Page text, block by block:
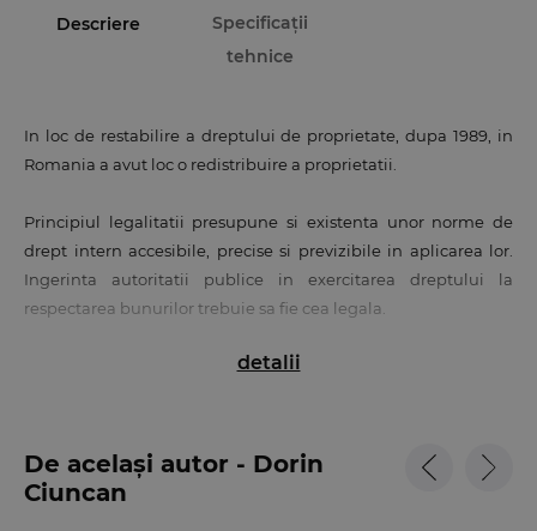
Descriere
Specificații
tehnice
In loc de restabilire a dreptului de proprietate, dupa 1989, in
Romania a avut loc o redistribuire a proprietatii.
Principiul legalitatii presupune si existenta unor norme de
drept intern accesibile, precise si previzibile in aplicarea lor.
Ingerinta autoritatii publice in exercitarea dreptului la
respectarea bunurilor trebuie sa fie cea legala.
Incertitudinea - fie ea legislativa, administrativa sau legata de
cand in cauza este o chestiune de interes general, puterile
publice sunt obligate sa reactioneze in timp util, in mod
detalii
De același autor - Dorin
Ciuncan